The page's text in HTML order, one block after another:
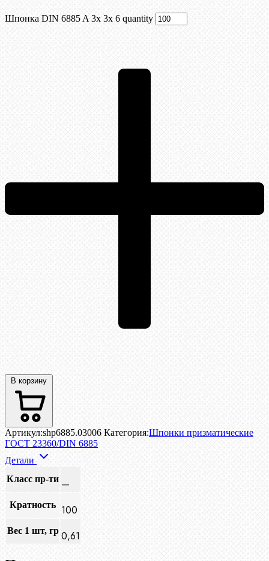
Шпонка DIN 6885 A 3x 3x 6 quantity
В корзину
Артикул:shp6885.03006 Категория:Шпонки призматические
ГОСТ 23360/DIN 6885
Детали
Класс пр-ти —
Кратность 100
Вес 1 шт, гр 0,61